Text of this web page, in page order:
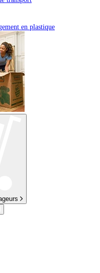
en plastique